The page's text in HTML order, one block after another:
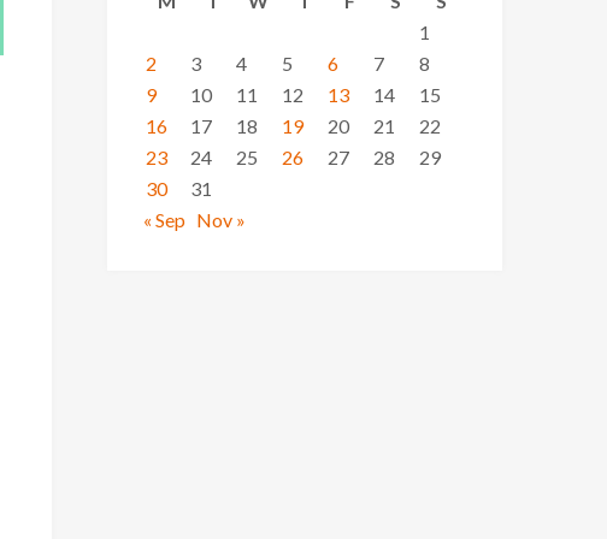
1
2
3 4 5 6 7
8
9
10 11 12 13 14
15
16
17 18 19 20 21
22
23
24 25 26 27 28
29
30
31
« Sep Nov »